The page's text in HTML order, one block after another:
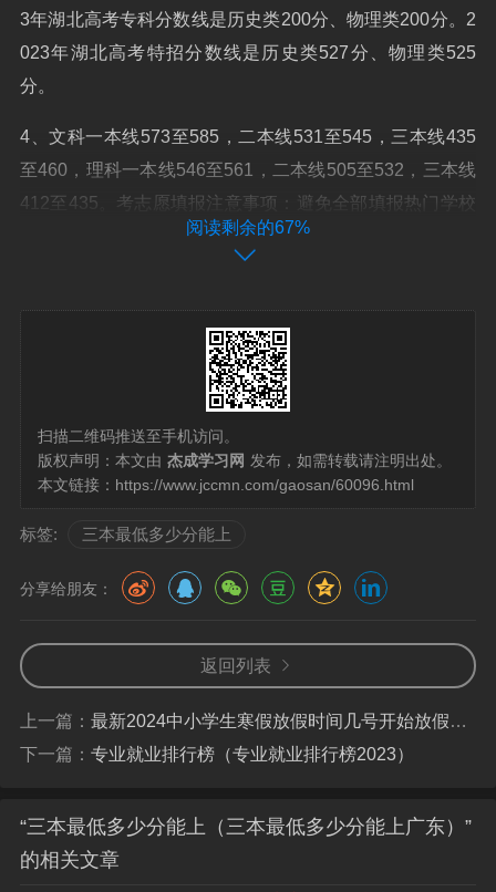
3年湖北高考专科分数线是历史类200分、物理类200分。2
023年湖北高考特招分数线是历史类527分、物理类525
分。
4、文科一本线573至585，二本线531至545，三本线435
至460，理科一本线546至561，二本线505至532，三本线
412至435。考志愿填报注意事项：避免全部填报热门学校
题情况和试题难度的影响，因此2023年高考一本录取分数
线会上升还是会下降还是要根据高考的具体情况来看。
6、一本录取分数线预计在520分到570分左右，二本录取
分数线预计在450分到500分左右，三本分数线预计在360-
450分之间，目前绝大部分省份已经将三本院校合并到了二
本批次招生，执行二本分数线了。
湖南三本最低投档线
1、湖南高考本科批投档线如下：湖南2023年本科批（物
理类）分数线为415分。湖南2023年本科批（历史类）分
数线为428分。湖南2023年专科批（物理类）分数线为200
分。
合并为本科批，没有本科一批了，所以二本线和三本线就
是现在的本科线，历年本科分数线如下：2022湖南本科批
阅读剩余的67%
扫描二维码推送至手机访问。
版权声明：本文由 杰成学习网 发布，如需转载请注明出处。
本文链接： https://www.jccmn.com/gaosan/60096.html
标签: 三本最低多少分能上
分享给朋友：
返回列表
上一篇： 最新2024中小学生寒假放假时间几号开始放假（二零二零年中小学生放寒假时间）
下一篇： 专业就业排行榜（专业就业排行榜2023）
“三本最低多少分能上（三本最低多少分能上广东）”
的相关文章